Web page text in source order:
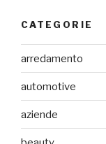
CATEGORIE
arredamento
automotive
aziende